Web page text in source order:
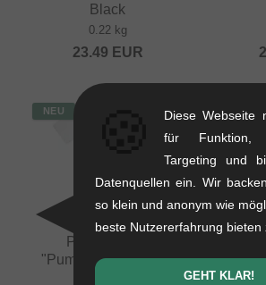
Black
0.22 kg
23.49 EUR
NEU
Pride Racing
"Pumptrack" T-Shirt -
NEU
Diese Webseite
für Funktion,
Targeting und
Datenquellen ein. Wir
so klein und anonym wie
beste Nutzererfahrung bieten
GEHT KLAR!